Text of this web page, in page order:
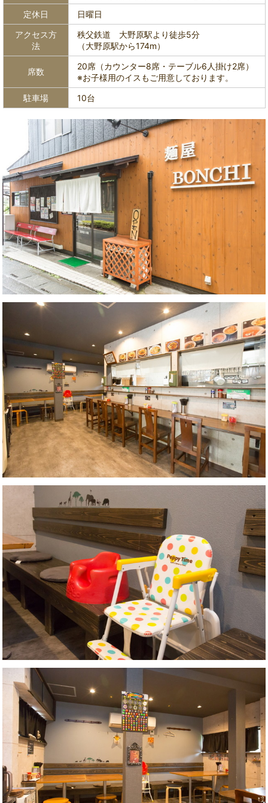
定休日
日曜日
アクセス方
法
秩父鉄道 大野原駅より徒歩5分
（大野原駅から174m）
席数
20席（カウンター8席・テーブル6人掛け2席）
※お子様用のイスもご用意しております。
駐車場
10台